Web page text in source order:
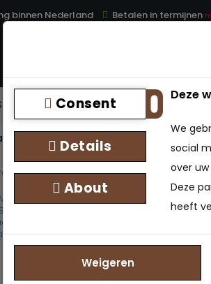
binnen Nederland Betalen in termijnen
MATRASSEN
Traagschuim NASA matras
Consent
Details
About
Deze
We
social
over
Deze
heeft
Weigeren